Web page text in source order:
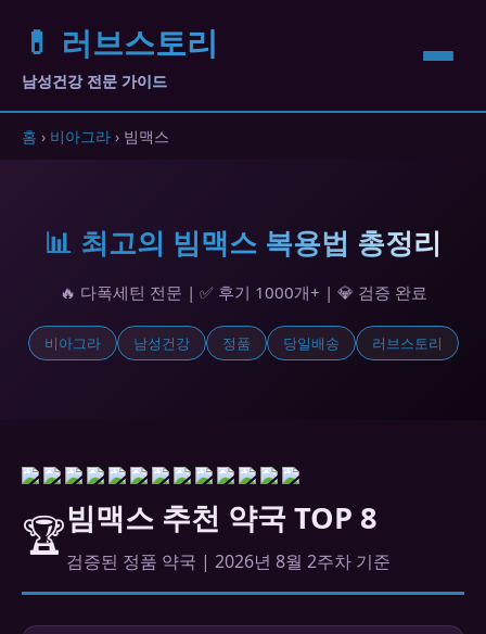
💊 러브스토리
남성건강 전문 가이드
홈 › 비아그라 › 빔맥스
📊 최고의 빔맥스 복용법 총정리
🔥 다폭세틴 전문 | ✅ 후기 1000개+ | 💎 검증 완료
비아그라 남성건강 정품 당일배송 러브스토리
🏆빔맥스 추천 약국 TOP 8
검증된 정품 약국 | 2026년 8월 2주차 기준